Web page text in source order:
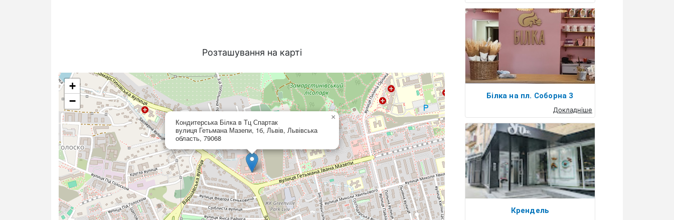
Розташування на карті
Кондитерська Білка в Тц Спартак
вулиця Гетьмана Мазепи, 1б, Львів, Львівська
область, 79068
×
+
−
Білка на пл. Соборна 3
Докладніше
Крендель